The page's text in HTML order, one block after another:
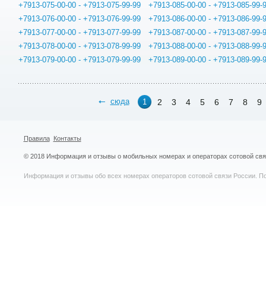
+7913-075-00-00 - +7913-075-99-99
+7913-076-00-00 - +7913-076-99-99
+7913-077-00-00 - +7913-077-99-99
+7913-078-00-00 - +7913-078-99-99
+7913-079-00-00 - +7913-079-99-99
+7913-085-00-00 - +7913-085-99-
+7913-086-00-00 - +7913-086-99-
+7913-087-00-00 - +7913-087-99-
+7913-088-00-00 - +7913-088-99-
+7913-089-00-00 - +7913-089-99-
сюда 1 2 3 4 5 6 7 8 9
Правила Контакты
© 2018 Информация и отзывы о мобильных номерах и операторах сотовой
Информация и отзывы обо всех номерах операторов сотовой связи России.